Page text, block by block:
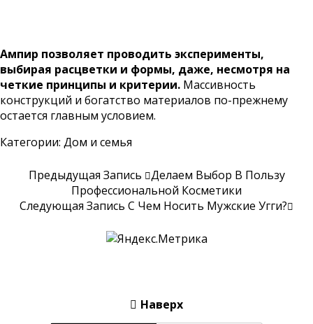
Ампир позволяет проводить эксперименты,
выбирая расцветки и формы, даже, несмотря на
четкие принципы и критерии. Массивность
конструкций и богатство материалов по-прежнему
остается главным условием.
Категории: Дом и семья
Предыдущая Запись
Делаем Выбор В Пользу
Профессиональной Косметики
Следующая Запись С Чем Носить Мужские Угги?
Наверх